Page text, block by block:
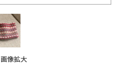
画像拡大